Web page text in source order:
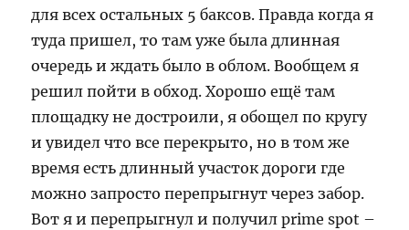
для всех остальных 5 баксов. Правда когда я
туда пришел, то там уже была длинная
очередь и ждать было в облом. Вообщем я
решил пойти в обход. Хорошо ещё там
площадку не достроили, я обощел по кругу
и увидел что все перекрыто, но в том же
время есть длинный участок дороги где
можно запросто перепрыгнут через забор.
Вот я и перепрыгнул и получил prime spot –